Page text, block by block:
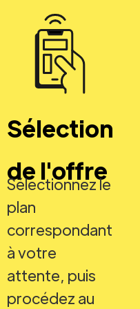
Sélection
de l'offre
Sélectionnez le
plan
correspondant
à votre
attente, puis
procédez au